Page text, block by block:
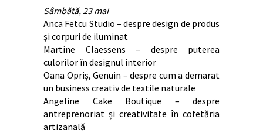
Sâmbătă, 23 mai
Anca Fetcu Studio – despre design de produs
și corpuri de iluminat
Martine Claessens – despre puterea
culorilor în designul interior
Oana Opriș, Genuin – despre cum a demarat
un business creativ de textile naturale
Angeline Cake Boutique – despre
antreprenoriat și creativitate în cofetăria
artizanală